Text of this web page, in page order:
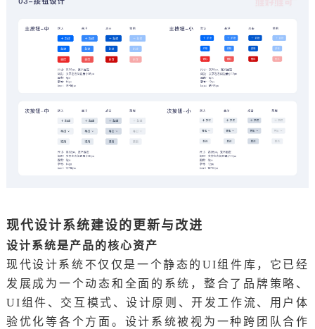
现代设计系统建设的更新与改进
设计系统是产品的核心资产
现代设计系统不仅仅是一个静态的UI组件库，它已经
发展成为一个动态和全面的系统，整合了品牌策略、
UI组件、交互模式、设计原则、开发工作流、用户体
验优化等各个方面。设计系统被视为一种跨团队合作